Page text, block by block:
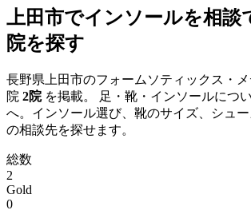
上田市でインソールを相談
院を探す
長野県 上田市のフォームソティックス・
院 2院を掲載。 足・靴・インソールにつ
へ。インソール選び、靴のサイズ、シュ
の相談先を探せます。
総数
2
Gold
0